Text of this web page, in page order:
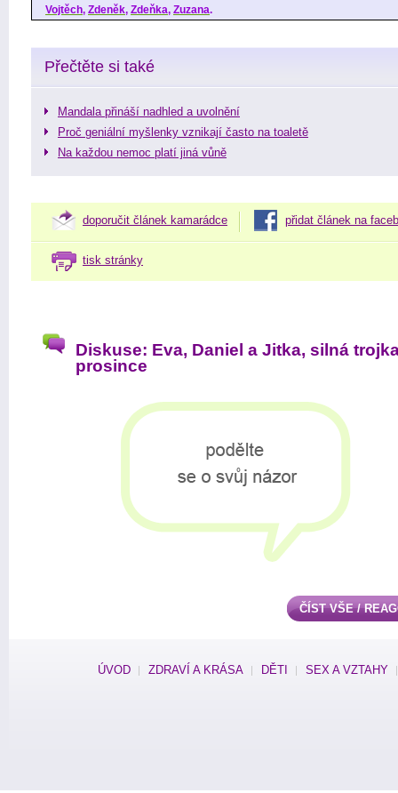
Vojtěch, Zdeněk, Zdeňka, Zuzana.
Přečtěte si také
Mandala přináší nadhled a uvolnění
Proč geniální myšlenky vznikají často na toaletě
Na každou nemoc platí jiná vůně
doporučit článek kamarádce přidat článek na
tisk stránky
Diskuse: Eva, Daniel a Jitka, silná
prosince
ČÍST VŠE /
ÚVOD ZDRAVÍ A KRÁSA DĚTI SEX A VZTAHY